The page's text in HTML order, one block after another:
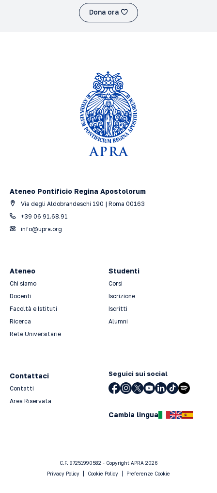
Dona ora
Ateneo Pontificio Regina Apostolorum
Via degli Aldobrandeschi 190 | Roma 00163
+39 06 91.68.91
info@upra.org
Ateneo
Chi siamo
Docenti
Facoltà e Istituti
Ricerca
Rete Universitarie
Studenti
Corsi
Iscrizione
Iscritti
Alumni
Contattaci
Contatti
Area Riservata
Seguici sui social
Cambia lingua
C.F. 97251990582 - Copyright APRA 2026
Privacy Policy
Cookie Policy Preferenze Cookie